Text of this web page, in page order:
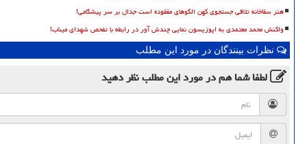
هنر سقاخانه تلاقی جستجوی کهن الگوهای مفقوده است جدال بر سر پیشگامی!
واکنش محمد معتمدی به اپوزیسون نمایی چندش آور در رابطه با تفحص شهدای میناب!
نظرات بینندگان در مورد این مطلب
لطفا شما همدر مورد این مطلبنظر دهید